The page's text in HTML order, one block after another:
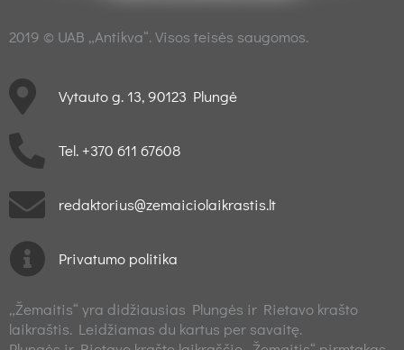
2019 © UAB „Antikva“. Visos teisės saugomos.
Vytauto g. 13, 90123 Plungė
Tel. +370 611 67608
redaktorius@zemaiciolaikrastis.lt
Privatumo politika
„Žemaitis“ yra didžiausias Plungės ir Rietavo krašto
laikraštis. Leidžiamas du kartus per savaitę.